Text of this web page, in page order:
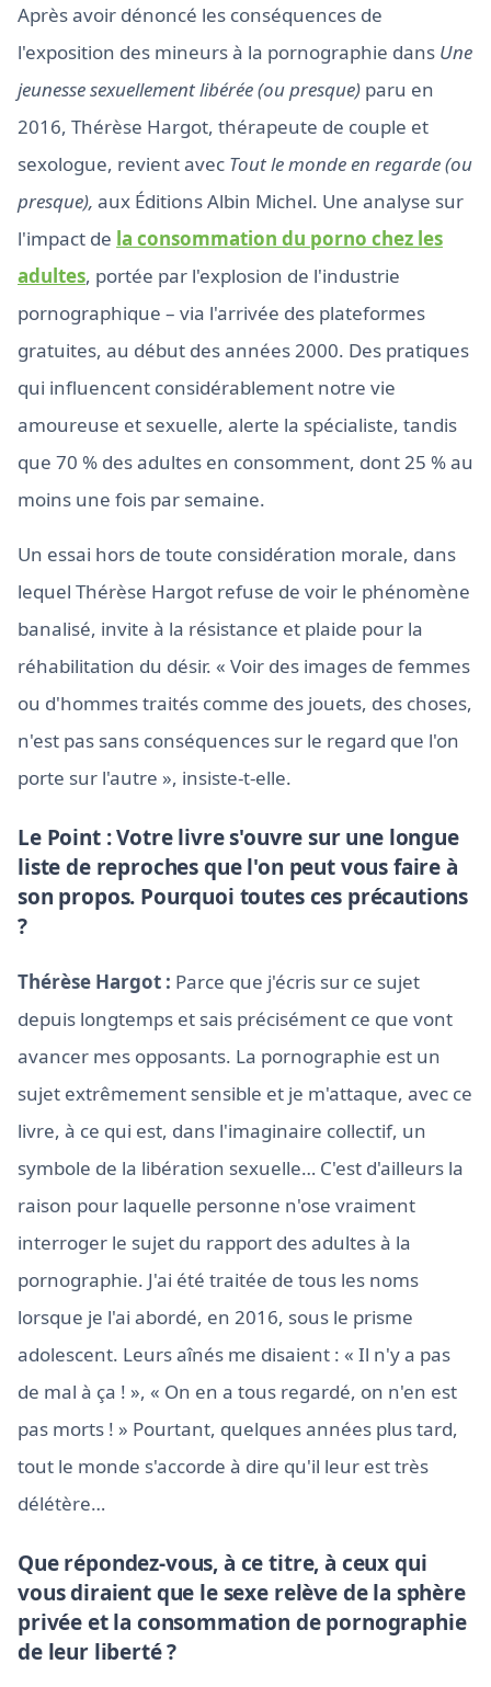
Après avoir dénoncé les conséquences de
l'exposition des mineurs à la pornographie dans Une
jeunesse sexuellement libérée (ou presque) paru en
2016, Thérèse Hargot, thérapeute de couple et
sexologue, revient avec Tout le monde en regarde (ou
presque), aux Éditions Albin Michel. Une analyse sur
l'impact de la consommation du porno chez les
adultes, portée par l'explosion de l'industrie
pornographique – via l'arrivée des plateformes
gratuites, au début des années 2000. Des pratiques
qui influencent considérablement notre vie
amoureuse et sexuelle, alerte la spécialiste, tandis
que 70 % des adultes en consomment, dont 25 % au
moins une fois par semaine.
Un essai hors de toute considération morale, dans
lequel Thérèse Hargot refuse de voir le phénomène
banalisé, invite à la résistance et plaide pour la
réhabilitation du désir. « Voir des images de femmes
ou d'hommes traités comme des jouets, des choses,
n'est pas sans conséquences sur le regard que l'on
porte sur l'autre », insiste-t-elle.
Le Point : Votre livre s'ouvre sur une longue
liste de reproches que l'on peut vous faire à
son propos. Pourquoi toutes ces précautions
?
Thérèse Hargot : Parce que j'écris sur ce sujet
depuis longtemps et sais précisément ce que vont
avancer mes opposants. La pornographie est un
sujet extrêmement sensible et je m'attaque, avec ce
livre, à ce qui est, dans l'imaginaire collectif, un
symbole de la libération sexuelle… C'est d'ailleurs la
raison pour laquelle personne n'ose vraiment
interroger le sujet du rapport des adultes à la
pornographie. J'ai été traitée de tous les noms
lorsque je l'ai abordé, en 2016, sous le prisme
adolescent. Leurs aînés me disaient : « Il n'y a pas
de mal à ça ! », « On en a tous regardé, on n'en est
pas morts ! » Pourtant, quelques années plus tard,
tout le monde s'accorde à dire qu'il leur est très
délétère…
Que répondez-vous, à ce titre, à ceux qui
vous diraient que le sexe relève de la sphère
privée et la consommation de pornographie
de leur liberté ?